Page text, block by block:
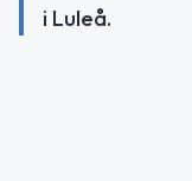
i Luleå.